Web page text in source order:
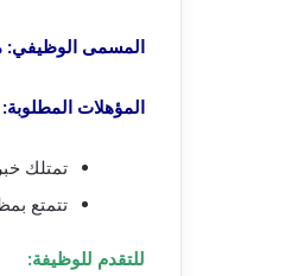
المسمى
المؤهلات المطلوبة:
تمتلك
تتمتع
للتقدم للوظيفة: